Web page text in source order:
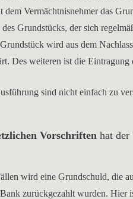
dem Vermächtnisnehmer das
Grundstücks, der sich
wird aus dem
Des weiteren ist die
sind nicht einfach zu
Vorschriften hat der
wird eine Grundschuld, die
zurückgezahlt wurden. Hier